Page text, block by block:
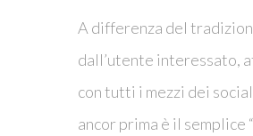
A differenza del
dall’utente interessato,
con tutti i mezzi dei
ancor prima è il semplice “